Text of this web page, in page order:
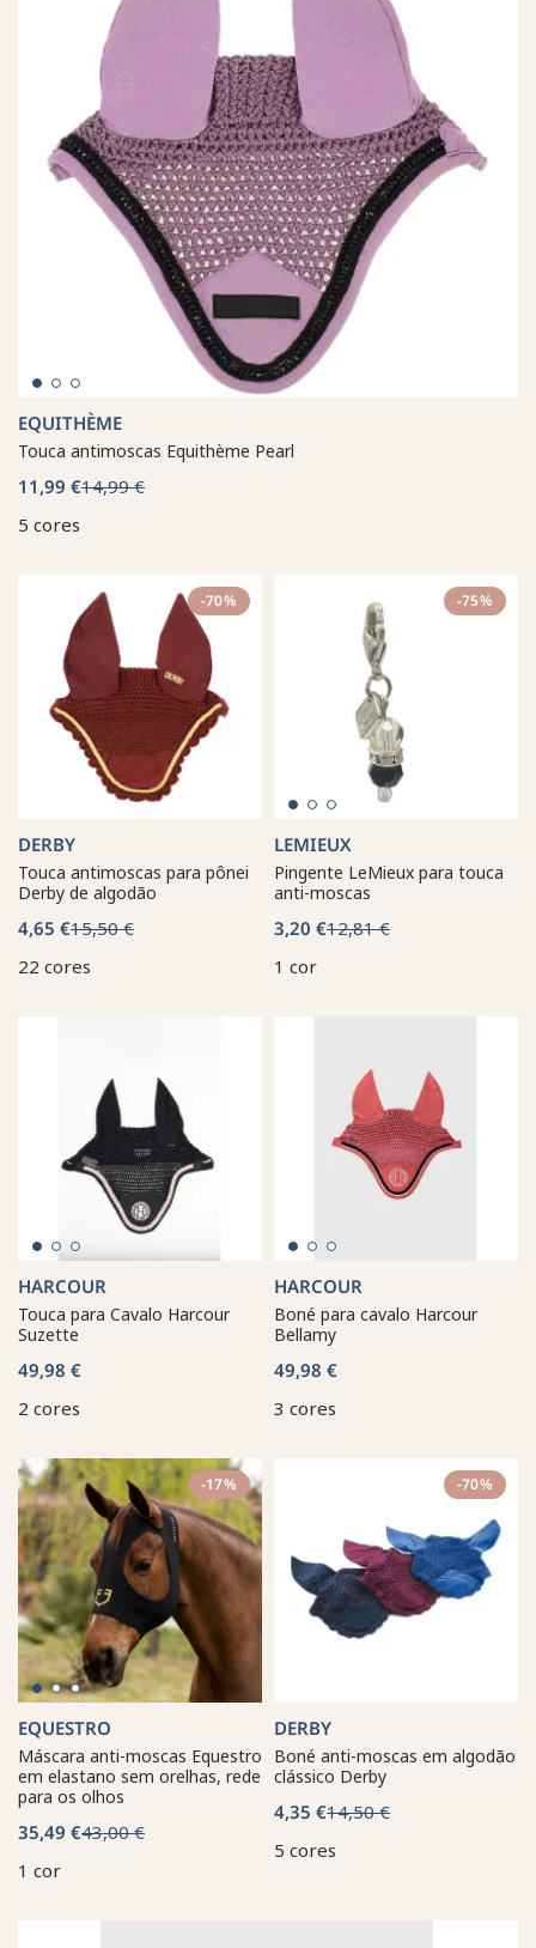
EQUITHÈME
Touca antimoscas Equithème Pearl
11,99 €14,99 €
5 cores
-70%
DERBY
Touca antimoscas para pônei
Derby de algodão
4,65 €15,50 €
22 cores
-75%
LEMIEUX
Pingente LeMieux para touca
anti-moscas
3,20 €12,81 €
1 cor
HARCOUR
Touca para Cavalo Harcour
Suzette
49,98 €
2 cores
HARCOUR
Boné para cavalo Harcour
Bellamy
49,98 €
3 cores
-17%
EQUESTRO
Máscara anti-moscas Equestro
em elastano sem orelhas, rede
para os olhos
35,49 €43,00 €
1 cor
-70%
DERBY
Boné anti-moscas em algodão
clássico Derby
4,35 €14,50 €
5 cores